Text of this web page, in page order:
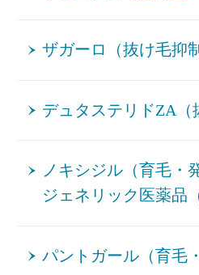
ザガーロ（抜け毛抑
デュタステリドZA（
ノキシジル（育毛・
ジェネリック医薬品
パントガール（育毛